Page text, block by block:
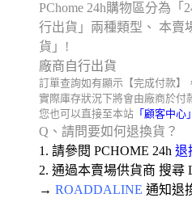
PChome 24h購物區分為
行出貨」兩種類型、 本賣
貨」!
廠商自行出貨
訂單查詢如有顯示【完成付款】
實際庫存狀況下將會由廠商於付
您也可以直接至本站 「 顧客中心 」
Q、請問要如何退換貨？
1. 請參閱 PCHOME 24h 退
2. 通過本賣場供貨商 搜尋
→ ROADDALINE 通知退